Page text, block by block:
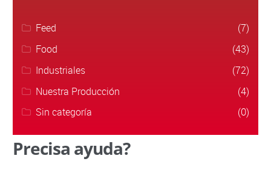
Feed
(7)
Food
(43)
Industriales
(72)
Nuestra Producción
(4)
Sin categoría
(0)
Precisa ayuda?